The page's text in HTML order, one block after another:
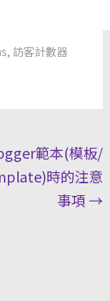
, 訪客計數器
範本(模板/
時的注意
事項→